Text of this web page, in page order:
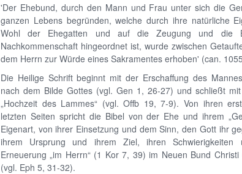
'Der Ehebund, durch den Mann und Frau unter sich die
ganzen Lebens begründen, welche durch ihre natürliche
Wohl der Ehegatten und auf die Zeugung und die
Nachkommenschaft hingeordnet ist, wurde zwischen
dem Herrn zur Würde eines Sakramentes erhoben' (can.
Die Heilige Schrift beginnt mit der Erschaffung des
nach dem Bilde Gottes (vgl. Gen 1, 26-27) und schließt
„Hochzeit des Lammes“ (vgl. Offb 19, 7-9). Von ihren
letzten Seiten spricht die Bibel von der Ehe und ihrem
Eigenart, von ihrer Einsetzung und dem Sinn, den Gott ihr
ihrem Ursprung und ihrem Ziel, ihren
Erneuerung „im Herrn“ (1 Kor 7, 39) im Neuen Bund
(vgl. Eph 5, 31-32).